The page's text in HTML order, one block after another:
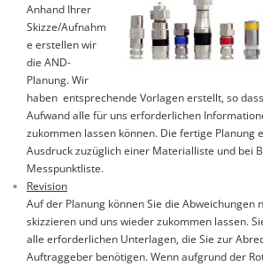
Anhand Ihrer
Skizze/Aufnahm
e erstellen wir
die AND-
Planung. Wir
haben entsprechende Vorlagen erstellt, so
Aufwand alle für uns erforderlichen
zukommen lassen können. Die fertige Planung
Ausdruck zuzüglich einer Materialliste und bei
Messpunktliste.
Revision
Auf der Planung können Sie die Abweichungen
skizzieren und uns wieder zukommen lassen.
alle erforderlichen Unterlagen, die Sie zur
Auftraggeber benötigen. Wenn aufgrund der